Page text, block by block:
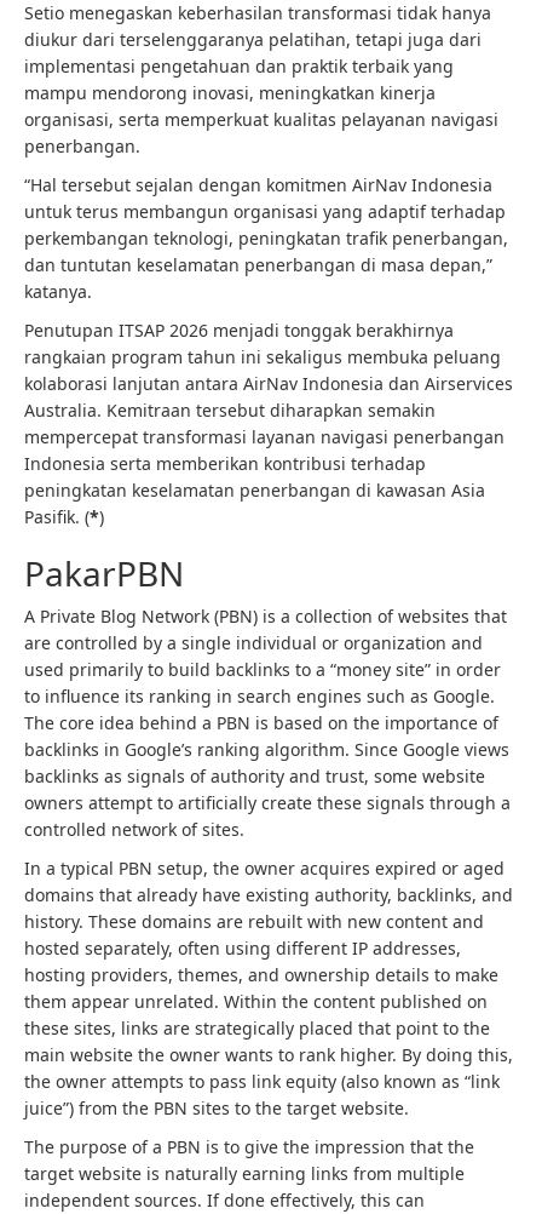
Setio menegaskan keberhasilan transformasi tidak hanya
diukur dari terselenggaranya pelatihan, tetapi juga dari
implementasi pengetahuan dan praktik terbaik yang
mampu mendorong inovasi, meningkatkan kinerja
organisasi, serta memperkuat kualitas pelayanan navigasi
penerbangan.
“Hal tersebut sejalan dengan komitmen AirNav Indonesia
untuk terus membangun organisasi yang adaptif terhadap
perkembangan teknologi, peningkatan trafik penerbangan,
dan tuntutan keselamatan penerbangan di masa depan,”
katanya.
Penutupan ITSAP 2026 menjadi tonggak berakhirnya
rangkaian program tahun ini sekaligus membuka peluang
kolaborasi lanjutan antara AirNav Indonesia dan Airservices
Australia. Kemitraan tersebut diharapkan semakin
mempercepat transformasi layanan navigasi penerbangan
Indonesia serta memberikan kontribusi terhadap
peningkatan keselamatan penerbangan di kawasan Asia
Pasifik. (*)
PakarPBN
A Private Blog Network (PBN) is a collection of websites that
are controlled by a single individual or organization and
used primarily to build backlinks to a “money site” in order
to influence its ranking in search engines such as Google.
The core idea behind a PBN is based on the importance of
backlinks in Google’s ranking algorithm. Since Google views
backlinks as signals of authority and trust, some website
owners attempt to artificially create these signals through a
controlled network of sites.
In a typical PBN setup, the owner acquires expired or aged
domains that already have existing authority, backlinks, and
history. These domains are rebuilt with new content and
hosted separately, often using different IP addresses,
hosting providers, themes, and ownership details to make
them appear unrelated. Within the content published on
these sites, links are strategically placed that point to the
main website the owner wants to rank higher. By doing this,
the owner attempts to pass link equity (also known as “link
juice”) from the PBN sites to the target website.
The purpose of a PBN is to give the impression that the
target website is naturally earning links from multiple
independent sources. If done effectively, this can